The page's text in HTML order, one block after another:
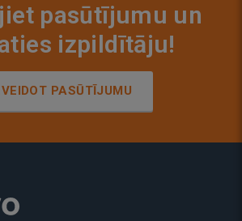
pasūtījumu un
izpildītāju!
PASŪTĪJUMU